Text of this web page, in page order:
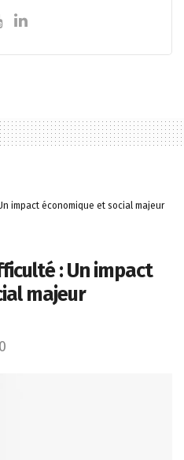
impact économique et social majeur
: Un impact
majeur
0